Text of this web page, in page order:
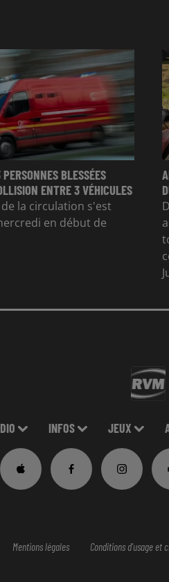
BLESSÉES
ENTRE 3 VÉHICULES
la circulation s'est
en début de
INFOS JEUX
Mentions légales Conditions d'usage et